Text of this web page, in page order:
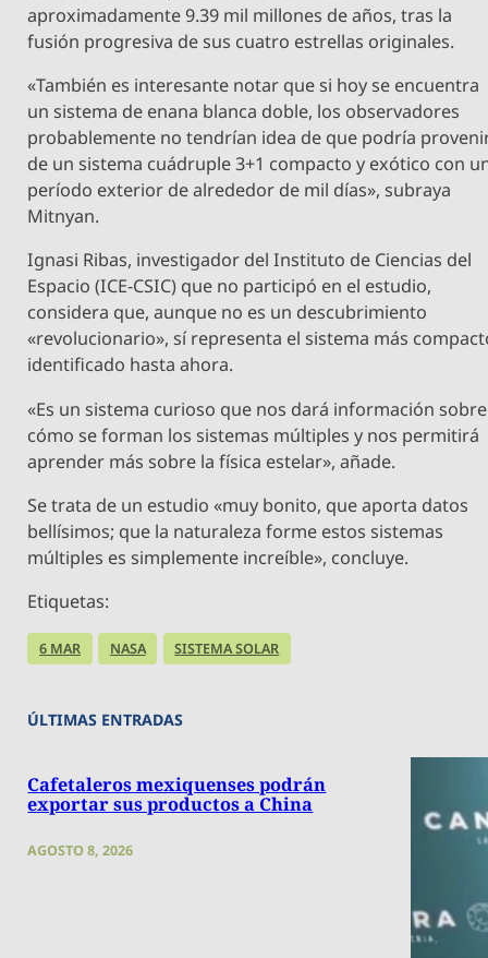
aproximadamente 9.39 mil millones de años, tras la
fusión progresiva de sus cuatro estrellas originales.
«También es interesante notar que si hoy se encuentra
un sistema de enana blanca doble, los observadores
probablemente no tendrían idea de que podría
de un sistema cuádruple 3+1 compacto y exótico con
período exterior de alrededor de mil días», subraya
Mitnyan.
Ignasi Ribas, investigador del Instituto de Ciencias del
Espacio (ICE-CSIC) que no participó en el estudio,
considera que, aunque no es un descubrimiento
«revolucionario», sí representa el sistema más
identificado hasta ahora.
«Es un sistema curioso que nos dará información sobre
cómo se forman los sistemas múltiples y nos permitirá
aprender más sobre la física estelar», añade.
Se trata de un estudio «muy bonito, que aporta datos
bellísimos; que la naturaleza forme estos sistemas
múltiples es simplemente increíble», concluye.
Etiquetas:
6 MAR NASA SISTEMA SOLAR
ÚLTIMAS ENTRADAS
Cafetaleros mexiquenses podrán
exportar sus productos a China
AGOSTO 8, 2026